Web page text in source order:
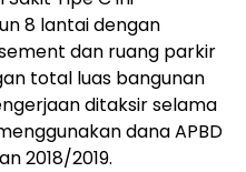
8 lantai dengan
dan ruang parkir
total luas bangunan
ditaksir selama
dana APBD
2018/2019.